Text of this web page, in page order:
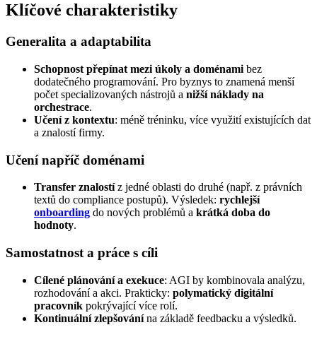
Klíčové charakteristiky
Generalita a adaptabilita
Schopnost přepínat mezi úkoly a doménami bez
dodatečného programování. Pro byznys to znamená menší
počet specializovaných nástrojů a nižší náklady na
orchestrace.
Učení z kontextu: méně tréninku, více využití existujících dat
a znalostí firmy.
Učení napříč doménami
Transfer znalostíz jedné oblasti do druhé (např. z právních
textů do compliance postupů). Výsledek: rychlejší
onboarding do nových problémů a krátká doba do
hodnoty.
Samostatnost a práce s cíli
Cílené plánování a exekuce: AGI by kombinovala analýzu,
rozhodování a akci. Prakticky: polymatický digitální
pracovník pokrývající více rolí.
Kontinuální zlepšovánína základě feedbacku a výsledků.